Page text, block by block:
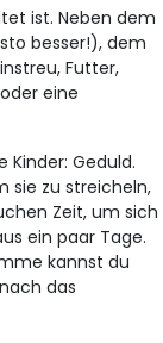
ist. Neben dem
besser!), dem
Futter,
eine
Geduld.
sie zu streicheln,
Zeit, um sich
ein paar Tage.
kannst du
das